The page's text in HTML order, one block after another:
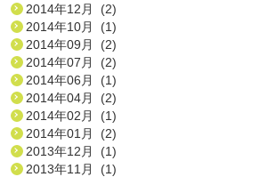
2014年12月 (2)
2014年10月 (1)
2014年09月 (2)
2014年07月 (2)
2014年06月 (1)
2014年04月 (2)
2014年02月 (1)
2014年01月 (2)
2013年12月 (1)
2013年11月 (1)